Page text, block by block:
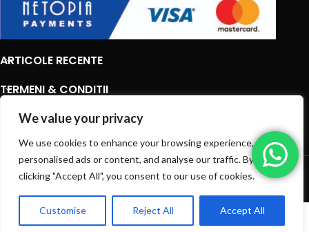
We value your privacy
We use cookies to enhance your browsing experience, serve
personalised ads or content, and analyse our traffic. By
clicking "Accept All", you consent to our use of cookies.
Customise Reject All Accept All
Ai intrebări? Sună la: +40720366616
ARTICOLE RECENTE
TERMENI & CONDITII
CATEGORII DE PRODUSE
CATEGORII DE PRODUSE
© 2026EIAN.RO | Toate drepturile rezervate.
0